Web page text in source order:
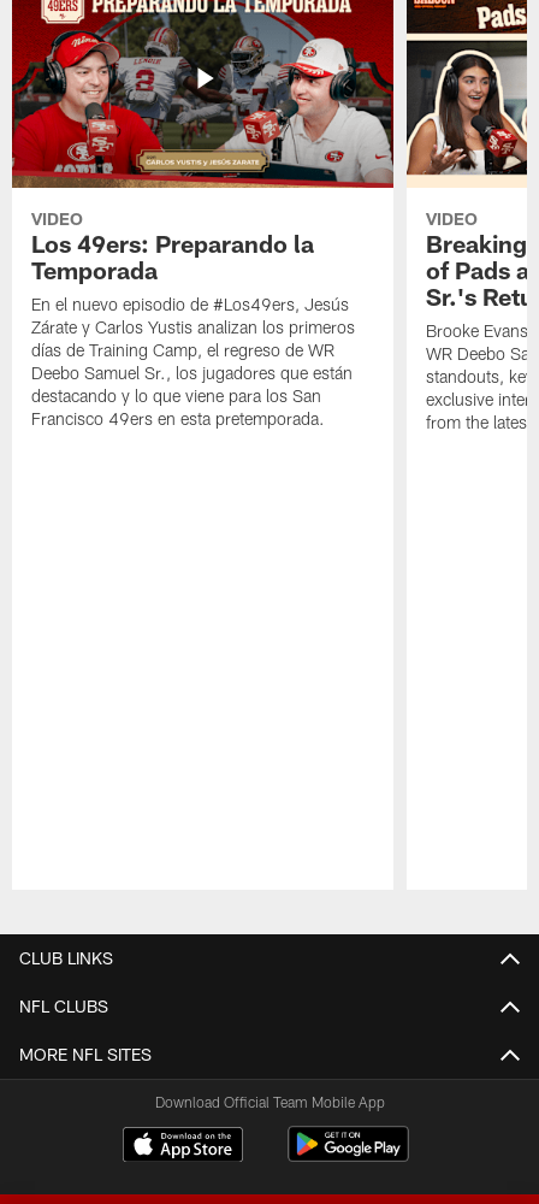
VIDEO
Los 49ers: Preparando la
Temporada
En el nuevo episodio de #Los49ers, Jesús
Zárate y Carlos Yustis analizan los primeros
días de Training Camp, el regreso de WR
Deebo Samuel Sr., los jugadores que están
destacando y lo que viene para los San
Francisco 49ers en esta pretemporada.
VIDEO
Breaking
of Pads
Sr.'s
Brooke Evans
WR Deebo
standouts,
exclusive
from the latest
CLUB LINKS
NFL CLUBS
MORE NFL SITES
Download Official Team Mobile App